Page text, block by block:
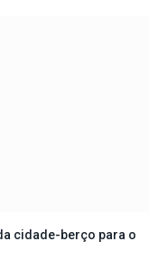
cidade-berço para o